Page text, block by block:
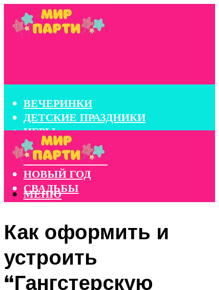
ВЕЧЕРИНКИ
ДЕТСКИЕ ПРАЗДНИКИ
ИГРЫ
КОНКУРСЫ
КОРПОРАТИВЫ
НОВЫЙ ГОД
СВАДЬБЫ
МЕНЮ
Как оформить и
устроить
“Гангстерскую